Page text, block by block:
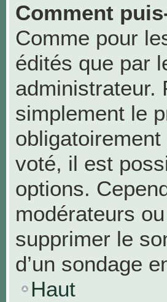
Comment
Comme pour
édités que par
administrateur.
simplement le
voté, il est
options.
modérateurs
supprimer le
d’un sondage
Haut